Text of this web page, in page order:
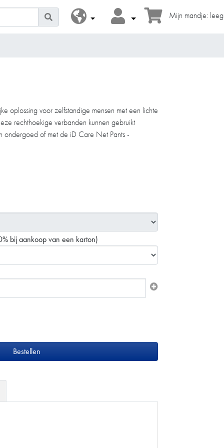
Mijn mandje: leeg
oplossing voor zelfstandige mensen met een lichte
rechthoekige verbanden kunnen gebruikt
ondergoed of met de iD Care Net Pants -
bij aankoop van een karton)